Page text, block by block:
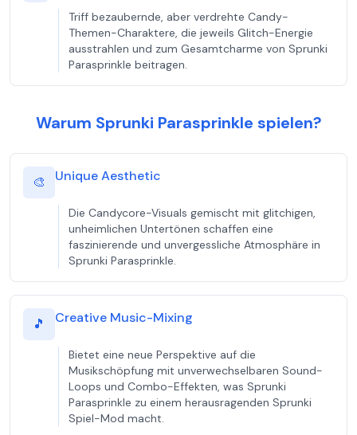
Triff bezaubernde, aber verdrehte Candy-
Themen-Charaktere, die jeweils Glitch-Energie
ausstrahlen und zum Gesamtcharme von Sprunki
Parasprinkle beitragen.
Warum Sprunki Parasprinkle spielen?
🎨 Unique Aesthetic
Die Candycore-Visuals gemischt mit glitchigen,
unheimlichen Untertönen schaffen eine
faszinierende und unvergessliche Atmosphäre in
Sprunki Parasprinkle.
🎵 Creative Music-Mixing
Bietet eine neue Perspektive auf die
Musikschöpfung mit unverwechselbaren Sound-
Loops und Combo-Effekten, was Sprunki
Parasprinkle zu einem herausragenden Sprunki
Spiel-Mod macht.